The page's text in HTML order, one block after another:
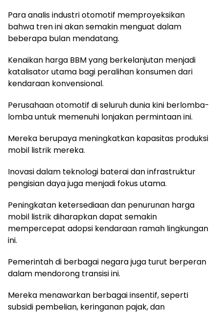
Para analis industri otomotif memproyeksikan
bahwa tren ini akan semakin menguat dalam
beberapa bulan mendatang.
Kenaikan harga BBM yang berkelanjutan menjadi
katalisator utama bagi peralihan konsumen dari
kendaraan konvensional.
Perusahaan otomotif di seluruh dunia kini berlomba-
lomba untuk memenuhi lonjakan permintaan ini.
Mereka berupaya meningkatkan kapasitas produksi
mobil listrik mereka.
Inovasi dalam teknologi baterai dan infrastruktur
pengisian daya juga menjadi fokus utama.
Peningkatan ketersediaan dan penurunan harga
mobil listrik diharapkan dapat semakin
mempercepat adopsi kendaraan ramah lingkungan
ini.
Pemerintah di berbagai negara juga turut berperan
dalam mendorong transisi ini.
Mereka menawarkan berbagai insentif, seperti
subsidi pembelian, keringanan pajak, dan